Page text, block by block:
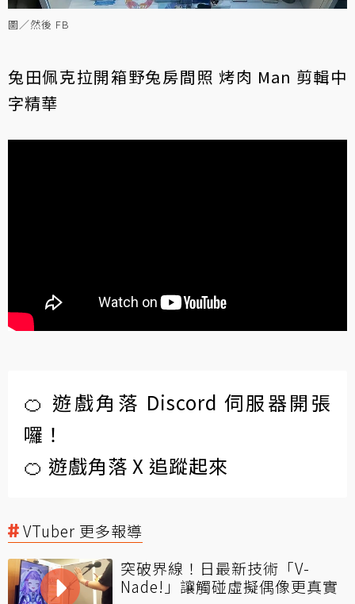
圖／然後 FB
兔田佩克拉開箱野兔房間照 烤肉 Man 剪輯中
字精華
🍊 遊戲角落 Discord 伺服器開張
囉！
🍊 遊戲角落 X 追蹤起來
VTuber 更多報導
突破界線！日最新技術「V-
Nade!」讓觸碰虛擬偶像更真實